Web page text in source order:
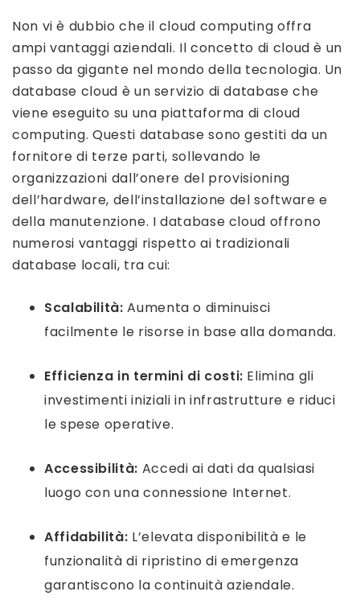
Non vi è dubbio che il cloud computing offra
ampi vantaggi aziendali. Il concetto di cloud è un
passo da gigante nel mondo della tecnologia. Un
database cloud è un servizio di database che
viene eseguito su una piattaforma di cloud
computing. Questi database sono gestiti da un
fornitore di terze parti, sollevando le
organizzazioni dall’onere del provisioning
dell’hardware, dell’installazione del software e
della manutenzione. I database cloud offrono
numerosi vantaggi rispetto ai tradizionali
database locali, tra cui:
Scalabilità:Aumenta o diminuisci
facilmente le risorse in base alla domanda.
Efficienza in termini di costi: Elimina gli
investimenti iniziali in infrastrutture e riduci
le spese operative.
Accessibilità: Accedi ai dati da qualsiasi
luogo con una connessione Internet.
Affidabilità: L’elevata disponibilità e le
funzionalità di ripristino di emergenza
garantiscono la continuità aziendale.